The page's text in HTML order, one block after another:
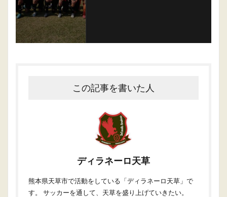
この記事を書いた人
ディラネーロ天草
熊本県天草市で活動をしている「ディラネーロ天草」で
す。 サッカーを通して、天草を盛り上げていきたい。